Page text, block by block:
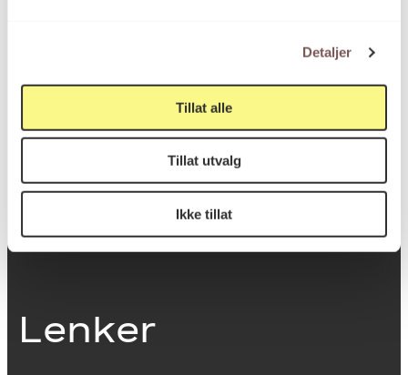
Detaljer
Tillat alle
Tillat utvalg
Ikke tillat
Viktig info
Utbetaling og fakturering
Om opphavsrett
Dokumentasjonsskjema
Last ned logo
Lenker